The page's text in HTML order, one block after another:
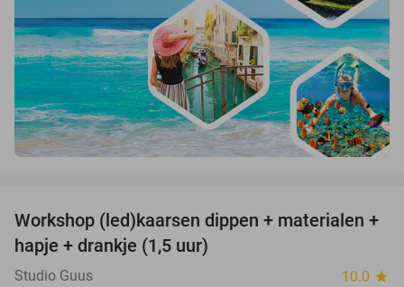
50%
Workshop (led)kaarsen dippen + materialen +
hapje + drankje (1,5 uur)
Studio Guus 10.0 star